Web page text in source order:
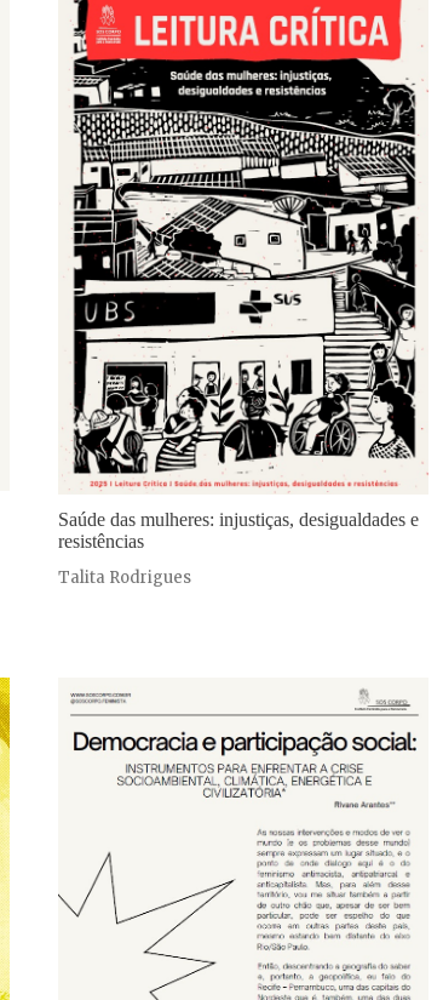
Saúde das mulheres: injustiças, desigualdades e
resistências
Talita Rodrigues